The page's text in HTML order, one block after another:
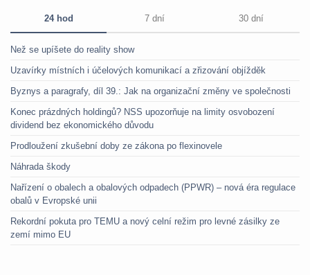
24 hod 7 dní 30 dní
Než se upíšete do reality show
Uzavírky místních i účelových komunikací a zřizování objížděk
Byznys a paragrafy, díl 39.: Jak na organizační změny ve společnosti
Konec prázdných holdingů? NSS upozorňuje na limity osvobození
dividend bez ekonomického důvodu
Prodloužení zkušební doby ze zákona po flexinovele
Náhrada škody
Nařízení o obalech a obalových odpadech (PPWR) – nová éra regulace
obalů v Evropské unii
Rekordní pokuta pro TEMU a nový celní režim pro levné zásilky ze
zemí mimo EU